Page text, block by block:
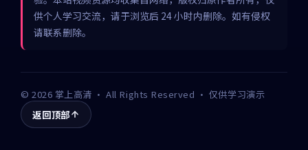
供个人学习交流，请于浏览后 24 小时内删除。如有侵权
请联系删除。
©2026 掌上高清 · All Rights Reserved · 仅供学习演示
返回顶部